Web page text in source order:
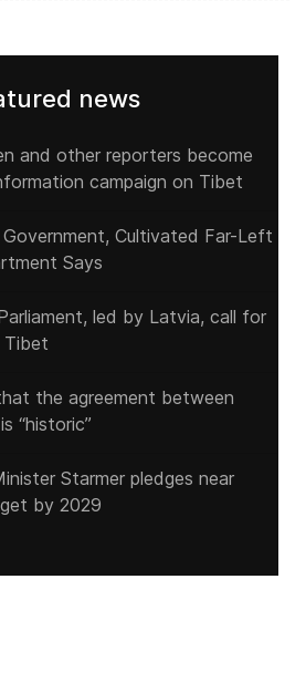
news
and other reporters become
campaign on Tibet
Cultivated Far-Left
Says
led by Latvia, call for
Tibet
the agreement between
“historic”
Starmer pledges near
by 2029